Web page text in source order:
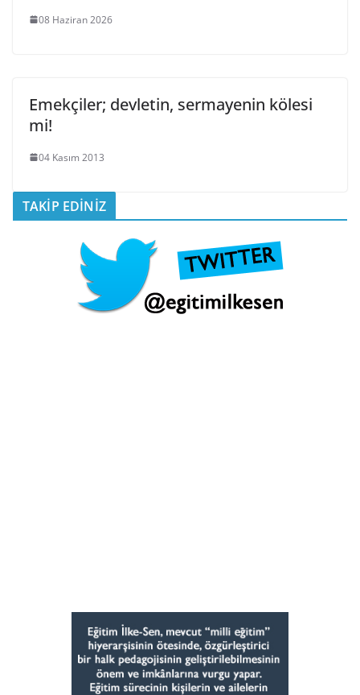
08 Haziran 2026
Emekçiler; devletin, sermayenin kölesi
mi!
04 Kasım 2013
TAKİP EDİNİZ